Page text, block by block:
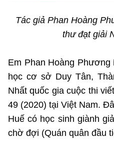
Tác giả Phan Hoàng
thư đạt giải
Em Phan Hoàng
học cơ sở Duy Tân,
Nhất quốc gia cuộc thi
49 (2020) tại Việt Nam.
Huế có học sinh giành
chờ đợi (Quán quân đầu